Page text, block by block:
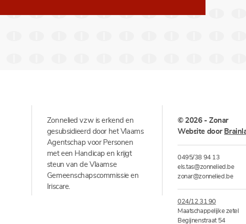
Zonnelied vzw is erkend en
gesubsidieerd door het Vlaams
Agentschap voor Personen
met een Handicap en krijgt
steun van de Vlaamse
Gemeenschapscommissie en
Iriscare.
© 2026 - Zonar
Website door
0495/38 94 13
els.tas@zonnelied.be
zonar@zonnelied.be
024/12 31 90
Maatschappelijke zetel
Begijnenstraat 54